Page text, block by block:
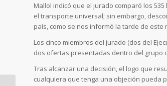
Mallol indicó que el jurado comparó los
el transporte universal; sin embargo,
país, como se nos informó la tarde de este
Los cinco miembros del jurado (dos del
dos ofertas presentadas dentro del grupo
Tras alcanzar una decisión, el logo que
cualquiera que tenga una objeción pueda